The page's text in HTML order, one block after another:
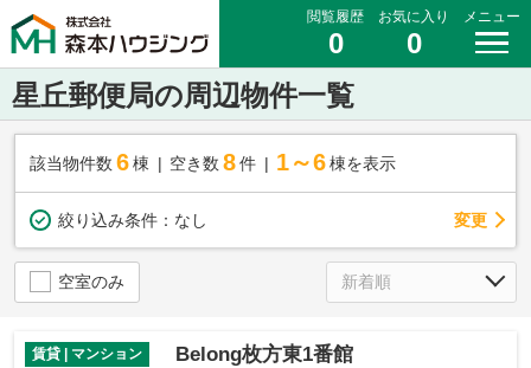
閲覧履歴
0
お気に入り
0
メニュー
星丘郵便局の周辺物件一覧
該当物件数 6棟 空き数 8 件 1～6 棟を表示
絞り込み条件： なし 変更
空室のみ
賃貸 | マンション Belong枚方東1番館